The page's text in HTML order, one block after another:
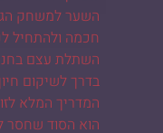
חכמה ולהתחיל
השתלת עצם
בדרך לשיקום
המדריך המלא
הוא הסוד שחסר